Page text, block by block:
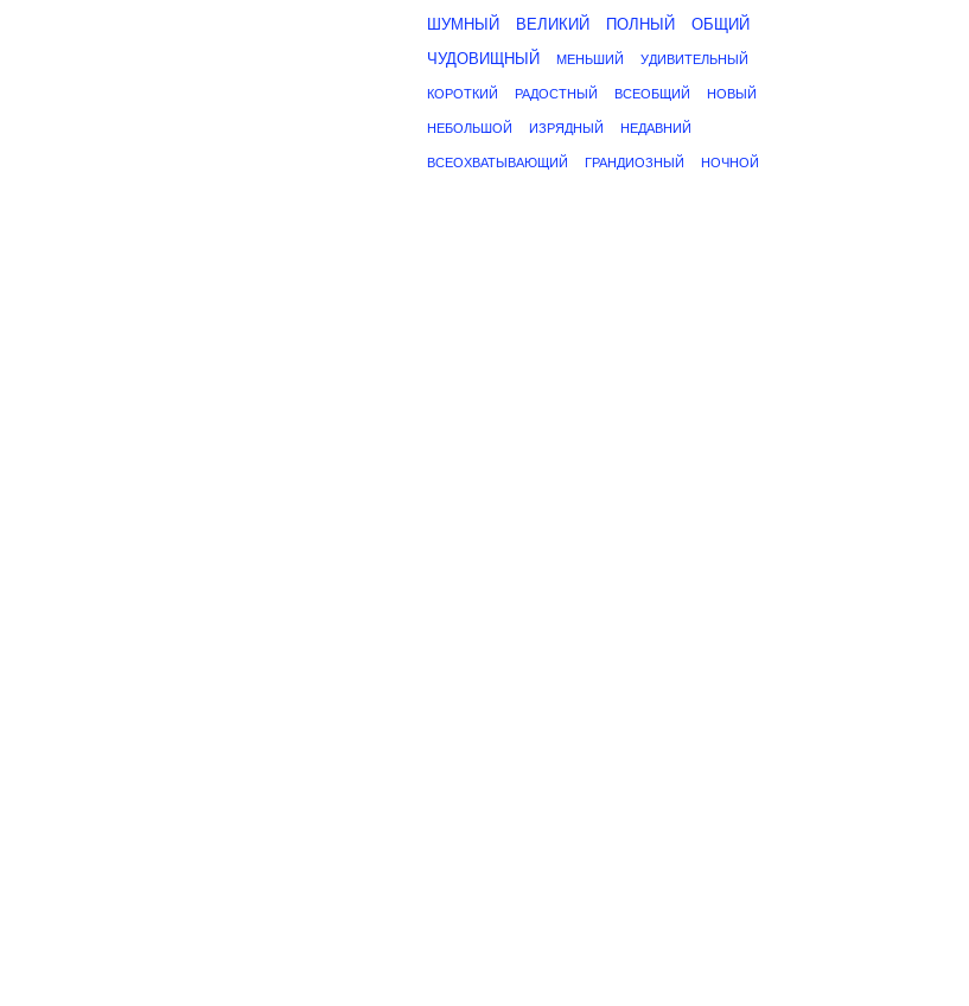
ШУМНЫЙ
ВЕЛИКИЙ ПОЛНЫЙ
ОБЩИЙ
ЧУДОВИЩНЫЙ
МЕНЬШИЙ УДИВИТЕЛЬНЫЙ
КОРОТКИЙ РАДОСТНЫЙ ВСЕОБЩИЙ НОВЫЙ
НЕБОЛЬШОЙ ИЗРЯДНЫЙ НЕДАВНИЙ
ВСЕОХВАТЫВАЮЩИЙ ГРАНДИОЗНЫЙ НОЧНОЙ